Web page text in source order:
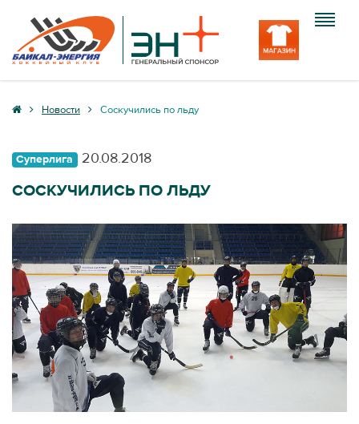
Клуб
Вход
Новости Соскучились по льду
Суперлига 20.08.2018
СОСКУЧИЛИСЬ ПО ЛЬДУ